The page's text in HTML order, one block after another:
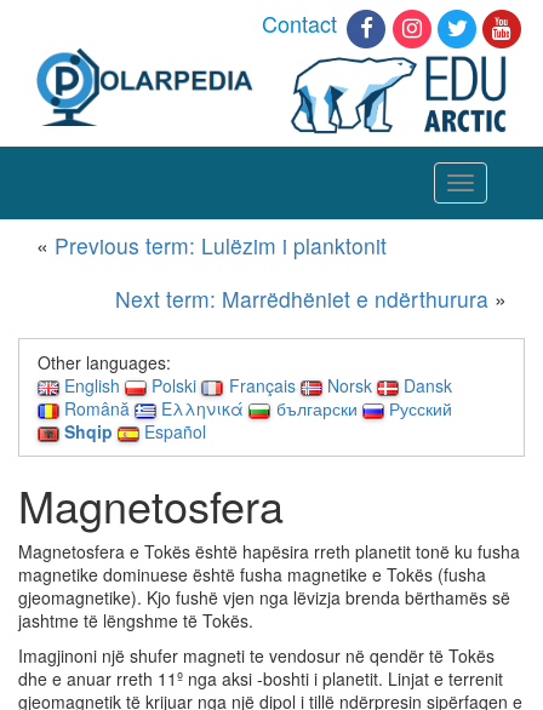
Contact
Toggle
navigation
« Previous term: Lulëzim i planktonit
Next term: Marrëdhëniet e ndërthurura »
Other languages:
English
Polski Français Norsk
Dansk
Română
Ελληνικά български
Русский
Shqip
Español
Magnetosfera
Magnetosfera e Tokës është hapësira rreth planetit tonë ku fusha
magnetike dominuese është fusha magnetike e Tokës (fusha
gjeomagnetike). Kjo fushë vjen nga lëvizja brenda bërthamës së
jashtme të lëngshme të Tokës.
Imagjinoni një shufer magneti te vendosur në qendër të Tokës
dhe e anuar rreth 11º nga aksi -boshti i planetit. Linjat e terrenit
gjeomagnetik të krijuar nga një dipol i tillë ndërpresin sipërfaqen e